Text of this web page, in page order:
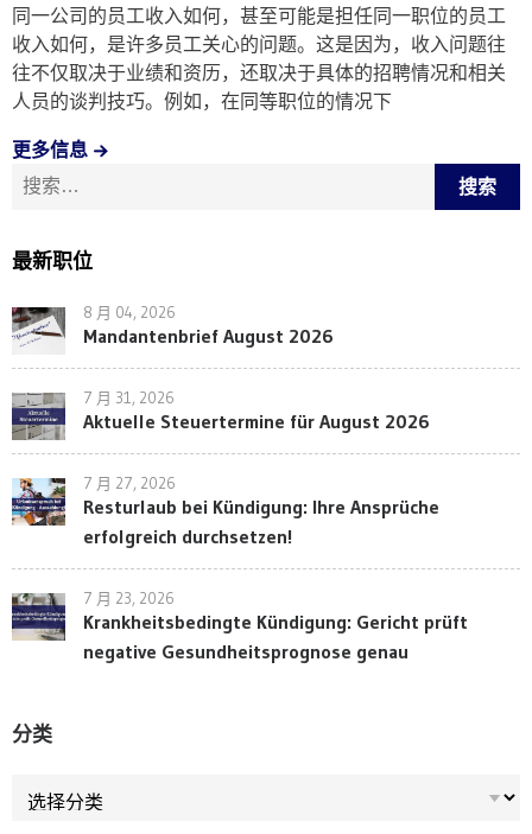
同一公司的员工收入如何，甚至可能是担任同一职位的员工
收入如何，是许多员工关心的问题。这是因为，收入问题往
往不仅取决于业绩和资历，还取决于具体的招聘情况和相关
人员的谈判技巧。例如，在同等职位的情况下
更多信息
搜索：
最新职位
8 月 04, 2026
Mandantenbrief August 2026
7 月 31, 2026
Aktuelle Steuertermine für August 2026
7 月 27, 2026
Resturlaub bei Kündigung: Ihre Ansprüche
erfolgreich durchsetzen!
7 月 23, 2026
Krankheitsbedingte Kündigung: Gericht prüft
negative Gesundheitsprognose genau
分类